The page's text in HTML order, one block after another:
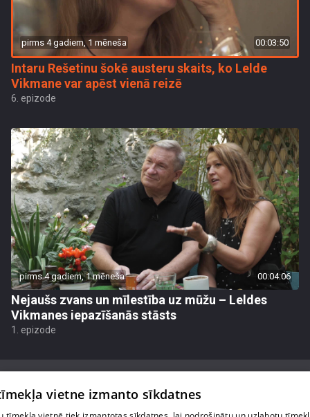
pirms 4 gadiem, 1 mēneša 00:03:50
Intaru Rešetinu šokē austeru skaits, ko Lelde
Vikmane var apēst vienā reizē
6. epizode
pirms 4 gadiem, 1 mēneša 00:04:06
Nejaušs zvans un mīlestība uz mūžu – Leldes
Vikmanes iepazīšanās stāsts
1. epizode
vietne izmanto sīkdatnes